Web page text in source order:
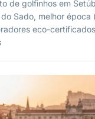
de golfinhos em
Sado, melhor época
eco-